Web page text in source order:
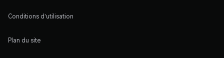
Conditions d'utilisation
Plan du site